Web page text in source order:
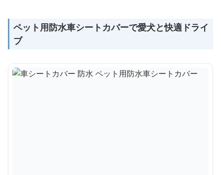
ペット用防水車シートカバーで愛犬と快適ドライ
ブ